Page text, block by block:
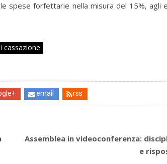
spese forfettarie nella misura del 15%, agli
cassazione
email rss
Assemblea in videoconferenza:
e